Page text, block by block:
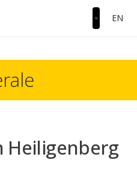
EN
Heiligenberg